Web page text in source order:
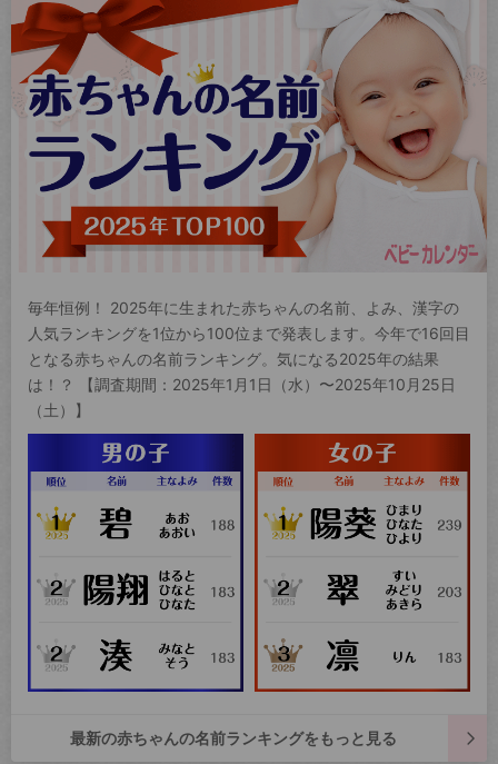
毎年恒例！ 2025年に生まれた赤ちゃんの名前、よみ、漢字の
人気ランキングを1位から100位まで発表します。今年で16回目
となる赤ちゃんの名前ランキング。気になる2025年の結果
は！？ 【調査期間：2025年1月1日（水）〜2025年10月25日
（土）】
最新の赤ちゃんの名前ランキングをもっと見る